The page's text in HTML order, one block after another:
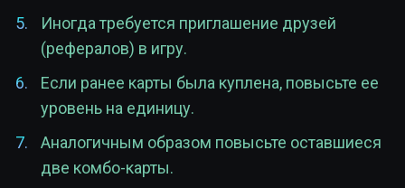
Иногда требуется приглашение друзей
(рефералов) в игру.
Если ранее карты была куплена, повысьте ее
уровень на единицу.
Аналогичным образом повысьте оставшиеся
две комбо-карты.